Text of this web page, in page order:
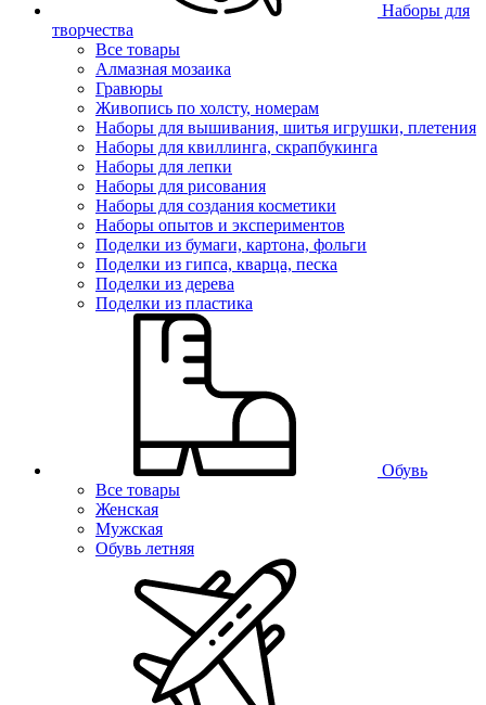
Наборы для
творчества
Все товары
Алмазная мозаика
Гравюры
Живопись по холсту, номерам
Наборы для вышивания, шитья игрушки, плетения
Наборы для квиллинга, скрапбукинга
Наборы для лепки
Наборы для рисования
Наборы для создания косметики
Наборы опытов и экспериментов
Поделки из бумаги, картона, фольги
Поделки из гипса, кварца, песка
Поделки из дерева
Поделки из пластика
Обувь
Все товары
Женская
Мужская
Обувь летняя